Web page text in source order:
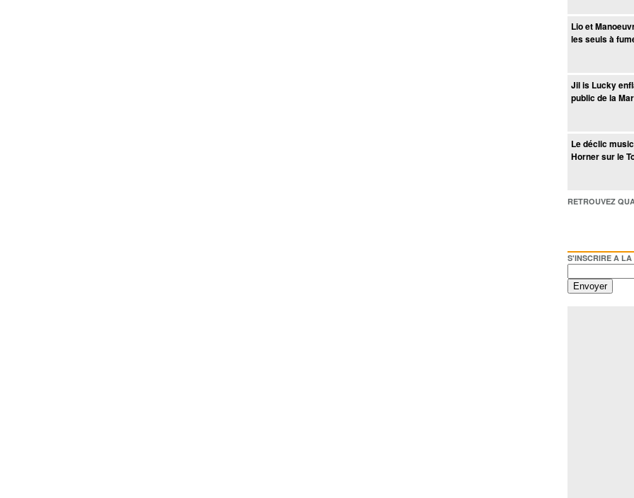
Lio et
les seuls à
Jil is Lucky
public de la
Le déclic
Horner sur le
RETROUVEZ
S'INSCRIRE A LA